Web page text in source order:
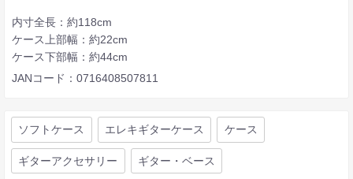
内寸全長：約118cm
ケース上部幅：約22cm
ケース下部幅：約44cm
JANコード：0716408507811
ソフトケース エレキギターケース ケース
ギターアクセサリー ギター・ベース